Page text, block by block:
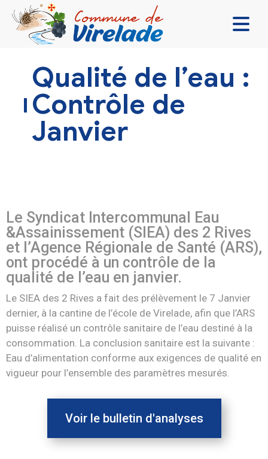
VIVRE ENSEMBLE
SE DIVERTIR
DÉCOUVRIR
Qualité de l’eau :
Contrôle de
Janvier
Le Syndicat Intercommunal Eau
&Assainissement (SIEA) des 2 Rives
et l’Agence Régionale de Santé (ARS),
ont procédé à un contrôle de la
qualité de l’eau en janvier.
Le SIEA des 2 Rives a fait des prélèvement le 7 Janvier
dernier, à la cantine de l’école de Virelade, afin que l’ARS
puisse réalisé un contrôle sanitaire de l’eau destiné à la
consommation. La conclusion sanitaire est la suivante :
Eau d’alimentation conforme aux exigences de qualité en
vigueur pour l’ensemble des paramètres mesurés.
Voir le bulletin d'analyses